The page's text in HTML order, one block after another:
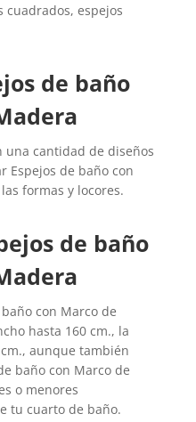
cuadrados, espejos
de baño
cantidad de diseños
Espejos de baño con
formas y locores.
de baño
con Marco de
hasta 160 cm., la
aunque también
baño con Marco de
o menores
tu cuarto de baño.